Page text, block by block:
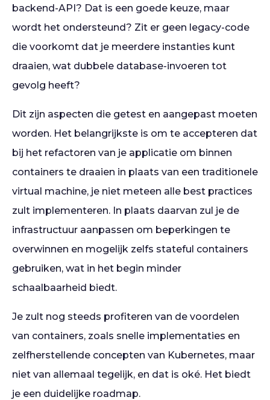
backend-API? Dat is een goede keuze, maar
wordt het ondersteund? Zit er geen legacy-code
die voorkomt dat je meerdere instanties kunt
draaien, wat dubbele database-invoeren tot
gevolg heeft?
Dit zijn aspecten die getest en aangepast moeten
worden. Het belangrijkste is om te accepteren dat
bij het refactoren van je applicatie om binnen
containers te draaien in plaats van een traditionele
virtual machine, je niet meteen alle best practices
zult implementeren. In plaats daarvan zul je de
infrastructuur aanpassen om beperkingen te
overwinnen en mogelijk zelfs stateful containers
gebruiken, wat in het begin minder
schaalbaarheid biedt.
Je zult nog steeds profiteren van de voordelen
van containers, zoals snelle implementaties en
zelfherstellende concepten van Kubernetes, maar
niet van allemaal tegelijk, en dat is oké. Het biedt
je een duidelijke roadmap.